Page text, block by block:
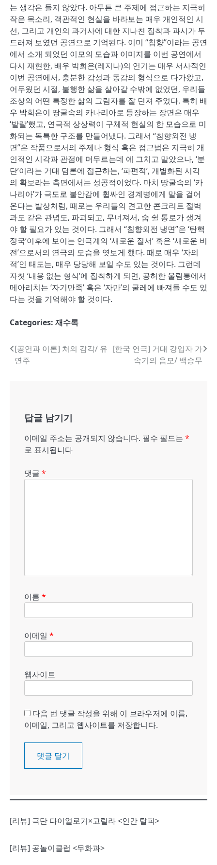
는 생각은 들지 않았다. 아무튼 큰 주제에 접근하는 지극히
작은 목소리, 객관적인 현실을 바라보는 매우 개인적인 시
선, 그리고 개인의 과거사에 대한 지나친 집착과 과시가 두
드러져 보였던 공연으로 기억된다. 이미 “침향”이라는 공연
에서 소개 되었던 이모의 모습과 이미지를 이번 공연에서
다시 재현한, 배우 박희은(레지나)의 연기는 매우 서사적인
이번 공연에서, 충분한 감성과 동감의 형식으로 다가왔고,
어두웠던 시절, 불행한 삶을 살아갈 수밖에 없었던, 우리들
조상의 어떤 특정한 삶의 그림자를 잘 던져 주었다. 특히 배
우 박희은이 땅굴속의 카나리아로 등장하는 장면은 매우
‘발랄’했고, 연극적 상상력이 구체적 현실의 한 모습으로 미
화되는 독특한 구조를 만들어냈다. 그래서 “침향외전 냉
면”은 작품으로서의 주제나 형식 혹은 접근법은 지극히 개
인적인 시각과 관점에 머무르는데 에 그치고 말았으나, ‘분
단’이라는 거대 담론에 접근하는, ‘파편적’, 개별화된 시각
의 확보라는 측면에서는 성공적이었다. 마치 땅굴속의 ‘카
나리아’가 극도로 불안감에 휩싸인 경계병에게 말을 걸어
온다는 발상처럼, 때로는 우리들의 견고한 콘크리트 절벽
과도 같은 관념도, 파괴되고, 무너져서, 숨 쉴 통로가 생겨
야 할 필요가 있는 것이다. 그래서 “침향외전 냉면”은 ‘탄핵
정국’이후에 보이는 연극계의 ‘새로운 질서’ 혹은 ‘새로운 비
전’으로서의 연극의 모습을 엿보게 했다. 때로 매우 ‘자의
적’인 태도는, 매우 당당해 보일 수도 있는 것이다. 그런데
자칫 ‘내용 없는 형식’에 집착하게 되면, 공허한 울림통에서
메아리치는 ‘자기만족’ 혹은 ‘자만’의 굴레에 빠져들 수도 있
다는 것을 기억해야 할 것이다.
Categories: 재수록
글
내
[공연과 이론] 처의 감각/ 유
연주
[한국 연극] 거대 강입자 가
속기의 음모/ 백승무
답글 남기기
이메일 주소는 공개되지 않습니다. 필수 필드는 *
로 표시됩니다
댓글 *
이름 *
이메일 *
웹사이트
다음 번 댓글 작성을 위해 이 브라우저에 이름,
이메일, 그리고 웹사이트를 저장합니다.
[리뷰] 극단 다이얼로거×고릴라 <인간 탈피>
[리뷰] 공놀이클럽 <무화과>